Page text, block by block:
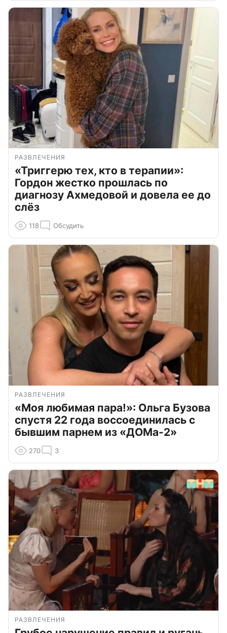
РАЗВЛЕЧЕНИЯ
«Триггерю тех, кто в терапии»:
Гордон жестко прошлась по
диагнозу Ахмедовой и довела ее до
слёз
118 Обсудить
РАЗВЛЕЧЕНИЯ
«Моя любимая пара!»: Ольга Бузова
спустя 22 года воссоединилась с
бывшим парнем из «ДОМа-2»
270 3
РАЗВЛЕЧЕНИЯ